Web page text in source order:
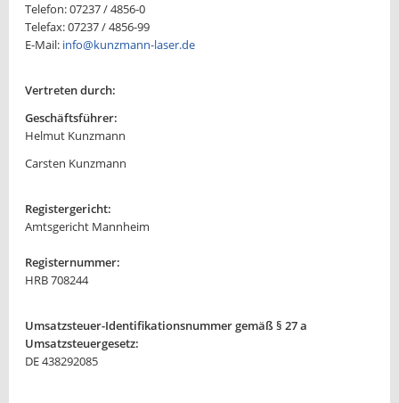
Telefon: 07237 / 4856-0
Telefax: 07237 / 4856-99
E-Mail: info@kunzmann-laser.de
Vertreten durch:
Geschäftsführer:
Helmut Kunzmann
Carsten Kunzmann
Registergericht:
Amtsgericht Mannheim
Registernummer:
HRB 708244
Umsatzsteuer-Identifikationsnummer gemäß § 27 a
Umsatzsteuergesetz:
DE 438292085